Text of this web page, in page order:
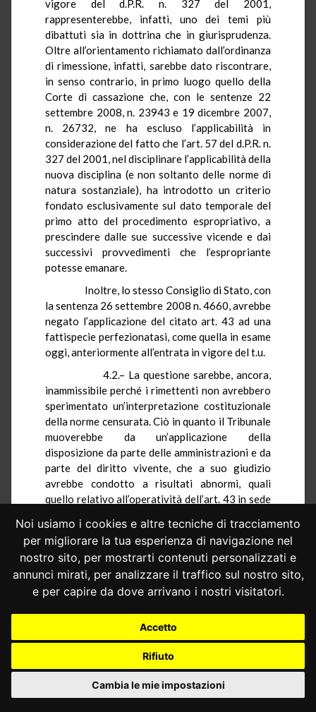
Noi usiamo i cookies e altre tecniche di tracciamento
per migliorare la tua esperienza di navigazione nel
nostro sito, per mostrarti contenuti personalizzati e
annunci mirati, per analizzare il traffico sul nostro sito,
e per capire da dove arrivano i nostri visitatori.
Accetto
Rifiuto
Cambia le mie impostazioni
vigore deld.P.R. n. 327 del 2001,
rappresenterebbe, infatti, uno dei temi più
dibattuti sia in dottrina che in giurisprudenza.
Oltre all’orientamento richiamato dall’ordinanza
di rimessione, infatti, sarebbe dato riscontrare,
in senso contrario, in primo luogo quello della
Corte di cassazione che, con le sentenze 22
settembre 2008, n. 23943 e 19 dicembre 2007,
n. 26732, ne ha escluso l’applicabilità in
considerazione del fatto che l’art. 57 del d.P.R.n.
327 del 2001, nel disciplinare l’applicabilità della
nuova disciplina (e non soltanto delle norme di
natura sostanziale), ha introdotto un criterio
fondato esclusivamente sul dato temporale del
primo atto del procedimento espropriativo, a
prescindere dalle sue successive vicende e dai
successivi provvedimenti che l’espropriante
potesse emanare.
Inoltre, lo stesso Consiglio di Stato, con
la sentenza 26 settembre 2008 n. 4660, avrebbe
negato l’applicazione del citato art. 43 ad una
fattispecie perfezionatasi, come quella in esame
oggi, anteriormente all’entrata in vigore del t.u.
4.2.– La questione sarebbe, ancora,
inammissibile perché i rimettenti non avrebbero
sperimentato un’interpretazione costituzionale
della norme censurata. Ciò in quanto il Tribunale
muoverebbe da un’applicazione della
disposizione da parte delle amministrazioni e da
parte del diritto vivente, che a suo giudizio
avrebbe condotto a risultati abnormi, quali
quello relativo all’operatività dell’art. 43 in sede
l’accertamento del diritto alla restituzione del
fondo e di travolgere la forza del giudicato.
Ad avviso dell’Avvocatura dello Stato,
tuttavia, nulla avrebbe impedito ai giudici
rimettenti di valutare alla stregua di
un’interpretazione costituzionalmente orientata
l’illegittimità dell’atto acquisitivo, nel corso del
giudizio di ottemperanza, per le medesime
ragioni che sono state poste a sostegno della
4.3. – Nel merito, la difesa dello Stato